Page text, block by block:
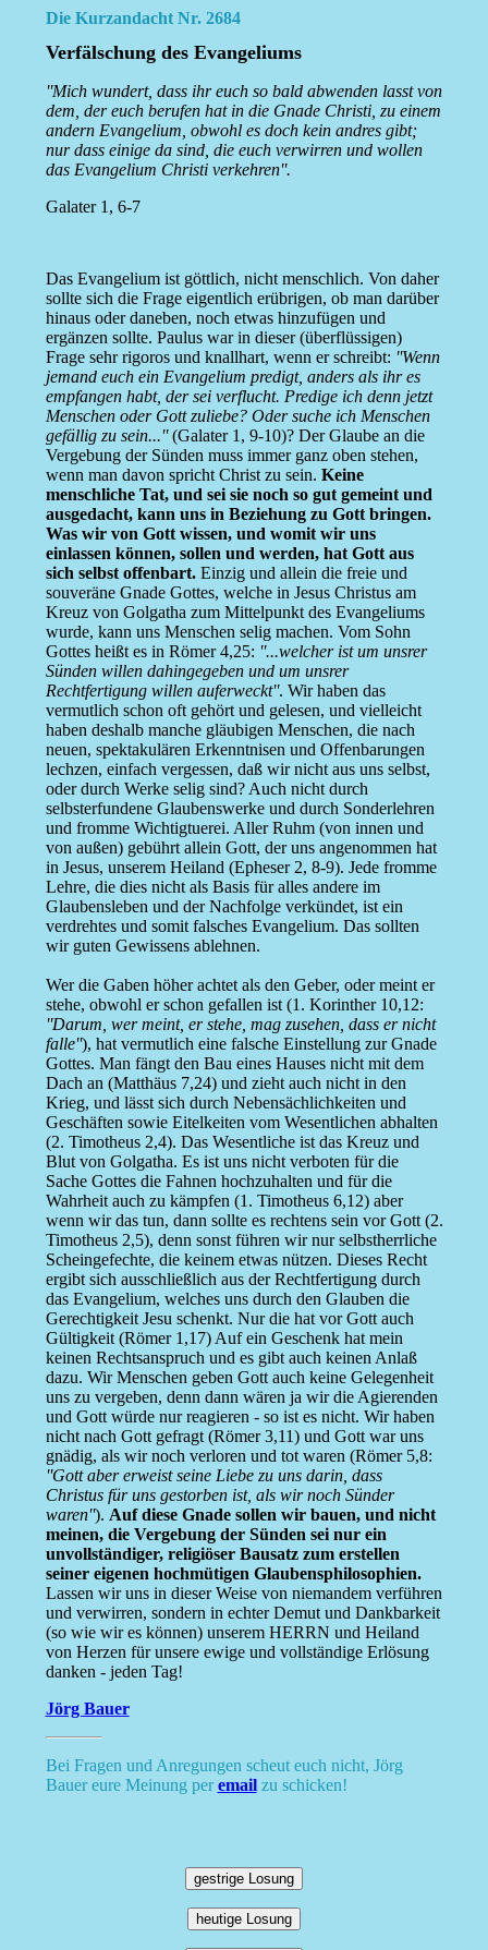
Die Kurzandacht Nr. 2684
Verfälschung des Evangeliums
''Mich wundert, dass ihr euch so bald abwenden lasst von
dem, der euch berufen hat in die Gnade Christi, zu einem
andern Evangelium, obwohl es doch kein andres gibt;
nur dass einige da sind, die euch verwirren und wollen
das Evangelium Christi verkehren''.
Galater 1, 6-7
Das Evangelium ist göttlich, nicht menschlich. Von daher
sollte sich die Frage eigentlich erübrigen, ob man darüber
hinaus oder daneben, noch etwas hinzufügen und
ergänzen sollte. Paulus war in dieser (überflüssigen)
Frage sehr rigoros und knallhart, wenn er schreibt: ''Wenn
jemand euch ein Evangelium predigt, anders als ihr es
empfangen habt, der sei verflucht. Predige ich denn jetzt
Menschen oder Gott zuliebe? Oder suche ich Menschen
gefällig zu sein...''(Galater 1, 9-10)? Der Glaube an die
Vergebung der Sünden muss immer ganz oben stehen,
wenn man davon spricht Christ zu sein. Keine
menschliche Tat, und sei sie noch so gut gemeint und
ausgedacht, kann uns in Beziehung zu Gott bringen.
Was wir von Gott wissen, und womit wir uns
einlassen können, sollen und werden, hat Gott aus
sich selbst offenbart.Einzig und allein die freie und
souveräne Gnade Gottes, welche in Jesus Christus am
Kreuz von Golgatha zum Mittelpunkt des Evangeliums
wurde, kann uns Menschen selig machen. Vom Sohn
Gottes heißt es in Römer 4,25: ''...welcher ist um unsrer
Sünden willen dahingegeben und um unsrer
Rechtfertigung willen auferweckt''. Wir haben das
vermutlich schon oft gehört und gelesen, und vielleicht
haben deshalb manche gläubigen Menschen, die nach
neuen, spektakulären Erkenntnisen und Offenbarungen
lechzen, einfach vergessen, daß wir nicht aus uns selbst,
oder durch Werke selig sind? Auch nicht durch
selbsterfundene Glaubenswerke und durch Sonderlehren
und fromme Wichtigtuerei. Aller Ruhm (von innen und
von außen) gebührt allein Gott, der uns angenommen hat
in Jesus, unserem Heiland (Epheser 2, 8-9). Jede fromme
Lehre, die dies nicht als Basis für alles andere im
Glaubensleben und der Nachfolge verkündet, ist ein
verdrehtes und somit falsches Evangelium. Das sollten
wir guten Gewissens ablehnen.
Wer die Gaben höher achtet als den Geber, oder meint er
stehe, obwohl er schon gefallen ist (1. Korinther 10,12:
''Darum, wer meint, er stehe, mag zusehen, dass er nicht
falle''), hat vermutlich eine falsche Einstellung zur Gnade
Gottes. Man fängt den Bau eines Hauses nicht mit dem
Dach an (Matthäus 7,24) und zieht auch nicht in den
Krieg, und lässt sich durch Nebensächlichkeiten und
Geschäften sowie Eitelkeiten vom Wesentlichen abhalten
(2. Timotheus 2,4). Das Wesentliche ist das Kreuz und
Blut von Golgatha. Es ist uns nicht verboten für die
Sache Gottes die Fahnen hochzuhalten und für die
Wahrheit auch zu kämpfen (1. Timotheus 6,12) aber
wenn wir das tun, dann sollte es rechtens sein vor Gott (2.
Timotheus 2,5), denn sonst führen wir nur selbstherrliche
Scheingefechte, die keinem etwas nützen. Dieses Recht
ergibt sich ausschließlich aus der Rechtfertigung durch
das Evangelium, welches uns durch den Glauben die
Gerechtigkeit Jesu schenkt. Nur die hat vor Gott auch
Gültigkeit (Römer 1,17) Auf ein Geschenk hat mein
keinen Rechtsanspruch und es gibt auch keinen Anlaß
dazu. Wir Menschen geben Gott auch keine Gelegenheit
uns zu vergeben, denn dann wären ja wir die Agierenden
und Gott würde nur reagieren - so ist es nicht. Wir haben
nicht nach Gott gefragt (Römer 3,11) und Gott war uns
gnädig, als wir noch verloren und tot waren (Römer 5,8:
''Gott aber erweist seine Liebe zu uns darin, dass
Christus für uns gestorben ist, als wir noch Sünder
waren''). Auf diese Gnade sollen wir bauen, und nicht
meinen, die Vergebung der Sünden sei nur ein
unvollständiger, religiöser Bausatz zum erstellen
seiner eigenen hochmütigen Glaubensphilosophien.
Lassen wir uns in dieser Weise von niemandem verführen
und verwirren, sondern in echter Demut und Dankbarkeit
(so wie wir es können) unserem HERRN und Heiland
von Herzen für unsere ewige und vollständige Erlösung
danken - jeden Tag!
Jörg Bauer
Bei Fragen und Anregungen scheut euch nicht, Jörg
Bauer eure Meinung peremailzu schicken!
gestrige Losung
heutige Losung